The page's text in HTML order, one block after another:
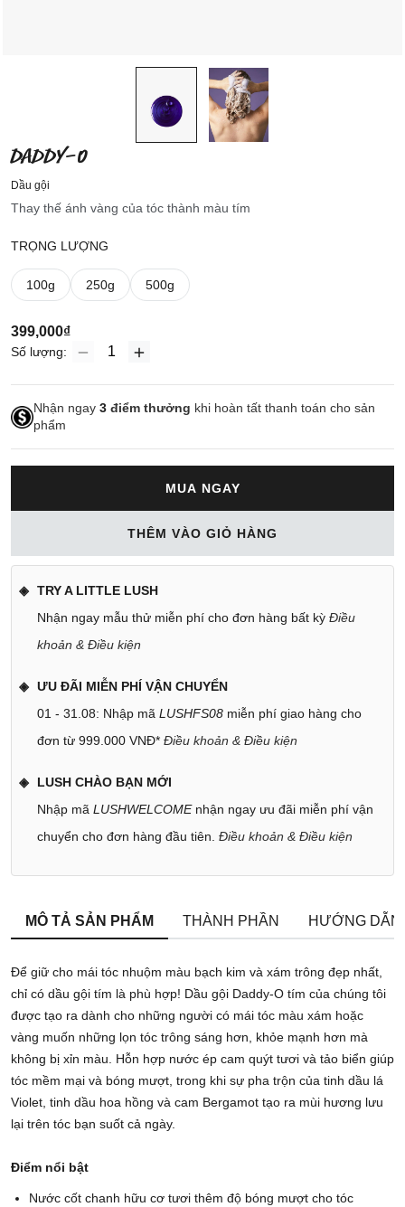
DADDY-O
Dầu gội
Thay thế ánh vàng của tóc thành màu tím
TRỌNG LƯỢNG
100g 250g 500g
399,000₫
Số lượng:
Nhận ngay 3 điểm thưởng khi hoàn tất thanh toán cho sản
phẩm
MUA NGAY
THÊM VÀO GIỎ HÀNG
TRY A LITTLE LUSH
Nhận ngay mẫu thử miễn phí cho đơn hàng bất kỳ Điều
khoản & Điều kiện
ƯU ĐÃI MIỄN PHÍ VẬN CHUYỂN
01 - 31.08: Nhập mã LUSHFS08 miễn phí giao hàng cho
đơn từ 999.000 VNĐ* Điều khoản & Điều kiện
LUSH CHÀO BẠN MỚI
Nhập mã LUSHWELCOMEnhận ngay ưu đãi miễn phí vận
chuyển cho đơn hàng đầu tiên. Điều khoản & Điều kiện
MÔ TẢ SẢN PHẨM THÀNH PHẦN HƯỚNG
Để giữ cho mái tóc nhuộm màu bạch kim và xám trông đẹp nhất,
chỉ có dầu gội tím là phù hợp! Dầu gội Daddy-O tím của chúng tôi
được tạo ra dành cho những người có mái tóc màu xám hoặc
vàng muốn những lọn tóc trông sáng hơn, khỏe mạnh hơn mà
không bị xỉn màu. Hỗn hợp nước ép cam quýt tươi và tảo biển giúp
tóc mềm mại và bóng mượt, trong khi sự pha trộn của tinh dầu lá
Violet, tinh dầu hoa hồng và cam Bergamot tạo ra mùi hương lưu
lại trên tóc bạn suốt cả ngày.
Điểm nổi bật
Nước cốt chanh hữu cơ tươi thêm độ bóng mượt cho tóc